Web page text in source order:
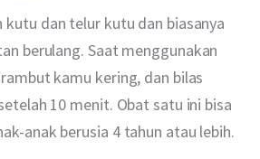
kutu dan telur kutu dan biasanya
berulang. Saat menggunakan
kamu kering, dan bilas
10 menit. Obat satu ini bisa
anak berusia 4 tahun atau lebih.